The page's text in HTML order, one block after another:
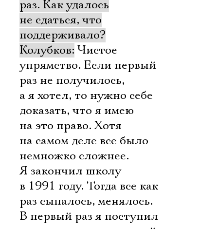
раз. Как удалось
не сдаться, что
поддерживало?
Колубков: Чистое
упрямство. Если первый
раз не получилось,
а я хотел, то нужно себе
доказать, что я имею
на это право. Хотя
на самом деле все было
немножко сложнее.
Я закончил школу
в 1991 году. Тогда все как
раз сыпалось, менялось.
В первый раз я поступил